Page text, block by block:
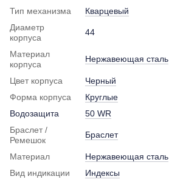
Тип механизма
Кварцевый
Диаметр
корпуса
44
Материал
корпуса
Нержавеющая сталь
Цвет корпуса
Черный
Форма корпуса
Круглые
Водозащита
50 WR
Браслет /
Ремешок
Браслет
Материал
Нержавеющая сталь
Вид индикации
Индексы